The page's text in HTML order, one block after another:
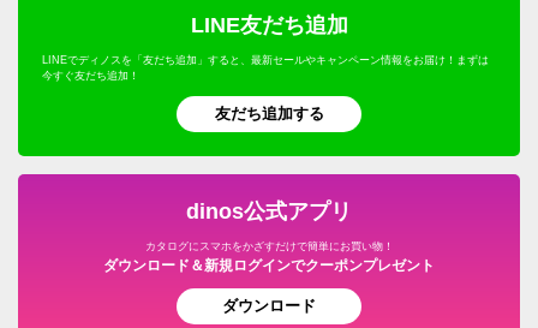
LINE友だち追加
LINEでディノスを「友だち追加」すると、最新セールやキャンペーン情報をお届け！まずは
今すぐ友だち追加！
友だち追加する
dinos公式アプリ
カタログにスマホをかざすだけで簡単にお買い物！
ダウンロード＆新規ログインでクーポンプレゼント
ダウンロード